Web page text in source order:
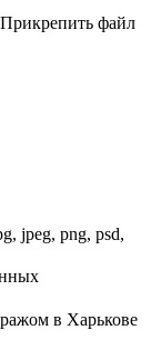
Прикрепить файл
jpeg, png, psd,
в Харькове